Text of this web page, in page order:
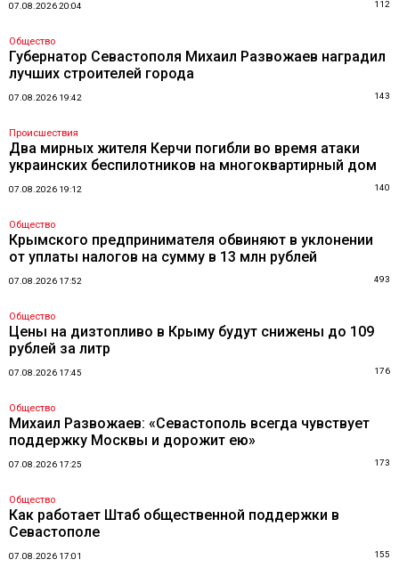
07.08.2026 20:04 112
Общество
Губернатор Севастополя Михаил Развожаев наградил
лучших строителей города
07.08.2026 19:42 143
Происшествия
Два мирных жителя Керчи погибли во время атаки
украинских беспилотников на многоквартирный дом
07.08.2026 19:12 140
Общество
Крымского предпринимателя обвиняют в уклонении
от уплаты налогов на сумму в 13 млн рублей
07.08.2026 17:52 493
Общество
Цены на дизтопливо в Крыму будут снижены до 109
рублей за литр
07.08.2026 17:45 176
Общество
Михаил Развожаев: «Севастополь всегда чувствует
поддержку Москвы и дорожит ею»
07.08.2026 17:25 173
Общество
Как работает Штаб общественной поддержки в
Севастополе
07.08.2026 17:01 155